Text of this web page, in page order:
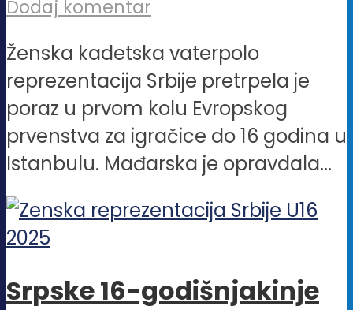
Dodaj komentar
Ženska kadetska vaterpolo
reprezentacija Srbije pretrpela je
poraz u prvom kolu Evropskog
prvenstva za igračice do 16 godina u
Istanbulu. Mađarska je opravdala...
Srpske 16-godišnjakinje